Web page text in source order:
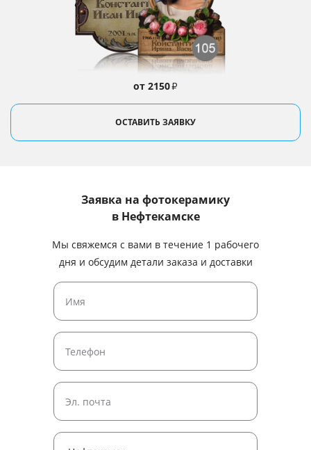
от 2150₽
ОСТАВИТЬ ЗАЯВКУ
Заявка на фотокерамику
в Нефтекамске
Мы свяжемся с вами в течение 1 рабочего
дня и обсудим детали заказа и доставки